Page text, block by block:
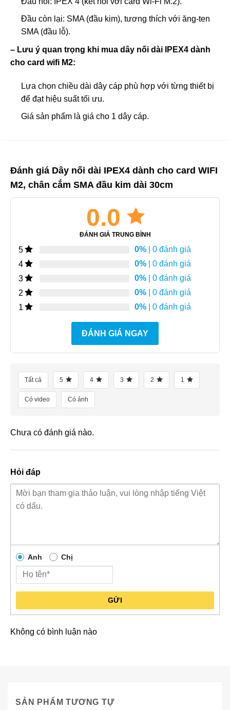
Đầu còn lại: SMA (đầu kim), tương thích với ăng-ten
SMA (đầu lỗ).
– Lưu ý quan trọng khi mua dây nối dài IPEX4 dành
cho card wifi M2:
Lựa chọn chiều dài dây cáp phù hợp với từng thiết bị
để đạt hiệu suất tối ưu.
Giá sản phẩm là giá cho 1 dây cáp.
Đánh giá Dây nối dài IPEX4 dành cho card WIFI
M2, chân cắm SMA đầu kim dài 30cm
0.0
ĐÁNH GIÁ TRUNG BÌNH
5 0% | 0 đánh giá
4
0% | 0 đánh giá
3
0% | 0 đánh giá
2
0% | 0 đánh giá
1
0% | 0 đánh giá
ĐÁNH GIÁ NGAY
Tất cả 5 4 3 2 1
Có video Có ảnh
Chưa có đánh giá nào.
Hỏi đáp
Anh Chị
GỬI
Không có bình luận nào
SẢN PHẨM TƯƠNG TỰ